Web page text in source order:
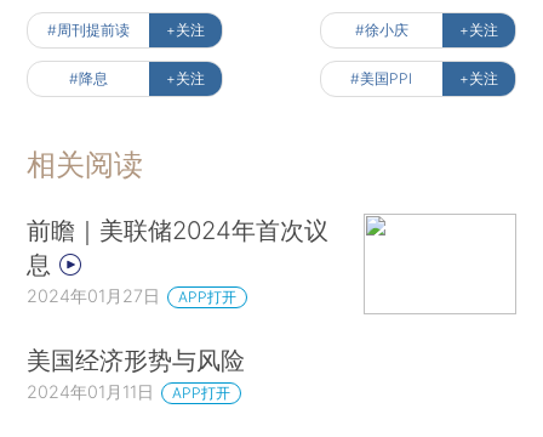
#周刊提前读 +关注 #徐小庆 +关注
#降息 +关注 #美国PPI +关注
相关阅读
前瞻｜美联储2024年首次议
息
2024年01月27日 APP打开
美国经济形势与风险
2024年01月11日 APP打开